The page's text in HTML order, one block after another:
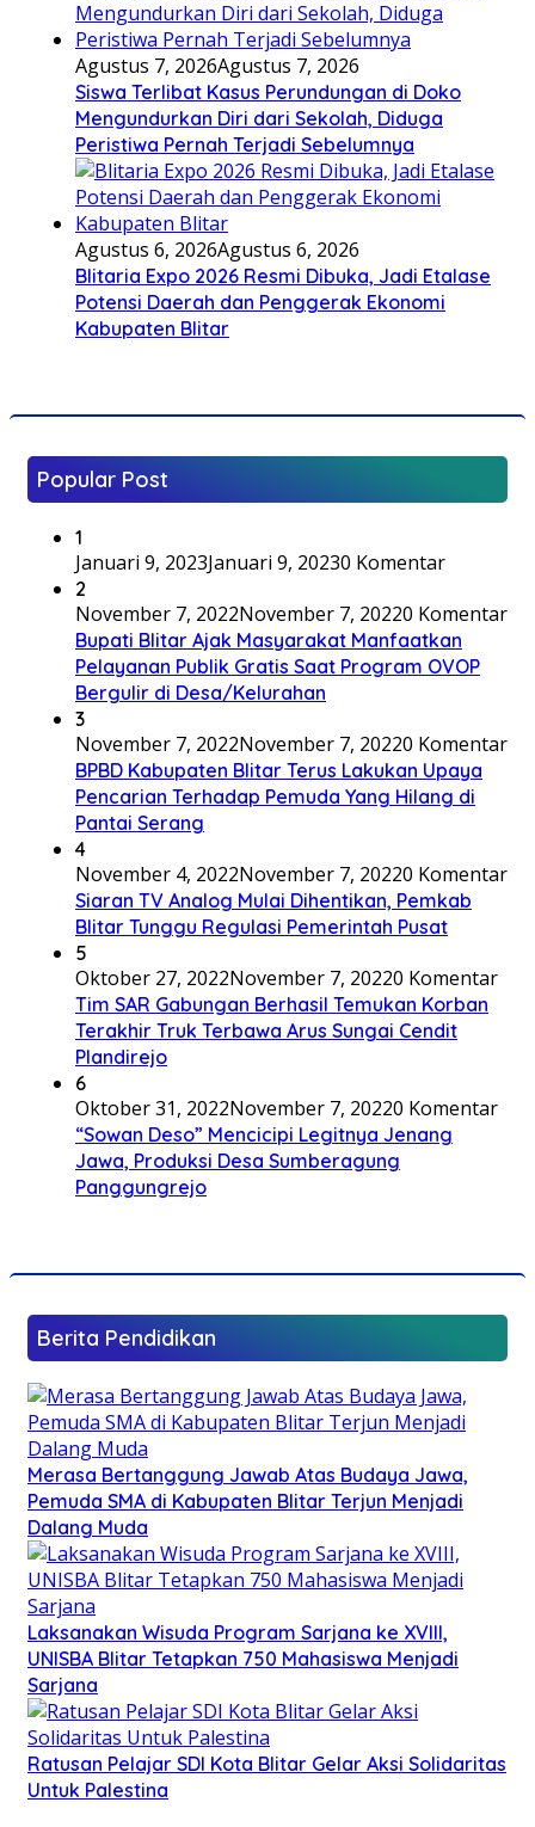
Agustus 7, 2026Agustus 7, 2026
Siswa Terlibat Kasus Perundungan di Doko
Mengundurkan Diri dari Sekolah, Diduga
Peristiwa Pernah Terjadi Sebelumnya
Agustus 6, 2026Agustus 6, 2026
Blitaria Expo 2026 Resmi Dibuka, Jadi Etalase
Potensi Daerah dan Penggerak Ekonomi
Kabupaten Blitar
Popular Post
1
Januari 9, 2023Januari 9, 20230 Komentar
2
November 7, 2022November 7, 20220 Komentar
Bupati Blitar Ajak Masyarakat Manfaatkan
Pelayanan Publik Gratis Saat Program OVOP
Bergulir di Desa/Kelurahan
3
November 7, 2022November 7, 20220 Komentar
BPBD Kabupaten Blitar Terus Lakukan Upaya
Pencarian Terhadap Pemuda Yang Hilang di
Pantai Serang
4
November 4, 2022November 7, 20220 Komentar
Siaran TV Analog Mulai Dihentikan, Pemkab
Blitar Tunggu Regulasi Pemerintah Pusat
5
Oktober 27, 2022November 7, 20220 Komentar
Tim SAR Gabungan Berhasil Temukan Korban
Terakhir Truk Terbawa Arus Sungai Cendit
Plandirejo
6
Oktober 31, 2022November 7, 20220 Komentar
“Sowan Deso” Mencicipi Legitnya Jenang
Jawa, Produksi Desa Sumberagung
Panggungrejo
Berita Pendidikan
Merasa Bertanggung Jawab Atas Budaya Jawa,
Pemuda SMA di Kabupaten Blitar Terjun Menjadi
Dalang Muda
Laksanakan Wisuda Program Sarjana ke XVIII,
UNISBA Blitar Tetapkan 750 Mahasiswa Menjadi
Sarjana
Ratusan Pelajar SDI Kota Blitar Gelar Aksi Solidaritas
Untuk Palestina